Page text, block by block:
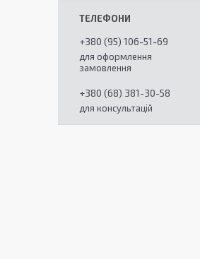
+380 (95) 106-51-69
для оформлення
замовлення
+380 (68) 381-30-58
для консультацій